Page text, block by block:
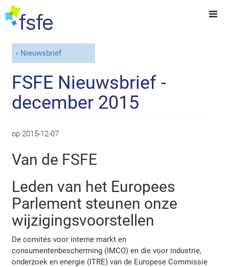
Nieuwsbrief
FSFE Nieuwsbrief -
december 2015
op 2015-12-07
Van de FSFE
Leden van het Europees
Parlement steunen onze
wijzigingsvoorstellen
De comités voor interne markt en
consumentenbescherming (IMCO) en die voor industrie,
onderzoek en energie (ITRE) van de Europese Commissie